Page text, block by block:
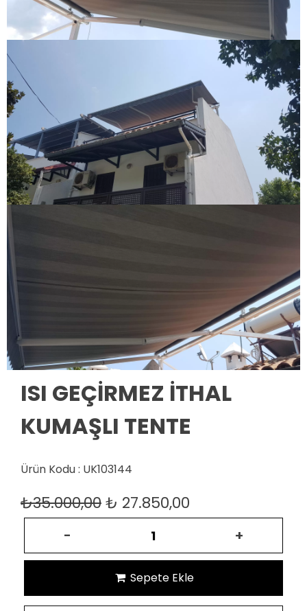
ISI GEÇİRMEZ İTHAL
KUMAŞLI TENTE
Ürün Kodu : UK103144
₺35.000,00₺ 27.850,00
- +
Sepete Ekle